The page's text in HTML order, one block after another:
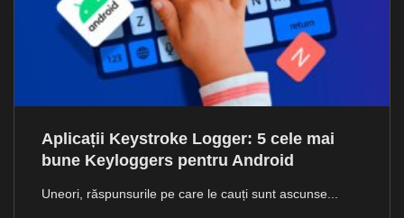
Aplicații Keystroke Logger: 5 cele mai
bune Keyloggers pentru Android
Uneori, răspunsurile pe care le cauți sunt ascunse...